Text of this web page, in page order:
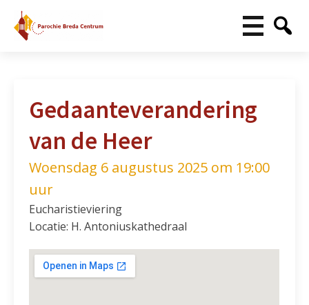
Gedaanteverandering
van de Heer
Woensdag 6 augustus 2025 om 19:00
uur
Eucharistieviering
Locatie: H. Antoniuskathedraal